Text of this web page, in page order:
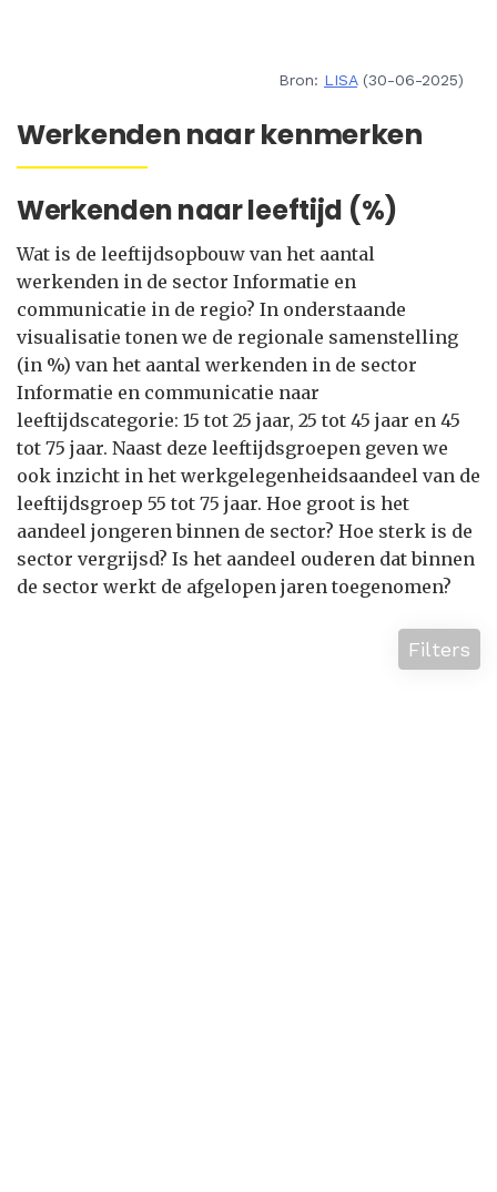
Bron: LISA(30-06-2025)
Werkenden naar kenmerken
Werkenden naar leeftijd (%)
Wat is de leeftijdsopbouw van het aantal
werkenden in de sector Informatie en
communicatie in de regio? In onderstaande
visualisatie tonen we de regionale samenstelling
(in %) van het aantal werkenden in de sector
Informatie en communicatie naar
leeftijdscategorie: 15 tot 25 jaar, 25 tot 45 jaar en 45
tot 75 jaar. Naast deze leeftijdsgroepen geven we
ook inzicht in het werkgelegenheidsaandeel van de
leeftijdsgroep 55 tot 75 jaar. Hoe groot is het
aandeel jongeren binnen de sector? Hoe sterk is de
sector vergrijsd? Is het aandeel ouderen dat binnen
de sector werkt de afgelopen jaren toegenomen?
Filters